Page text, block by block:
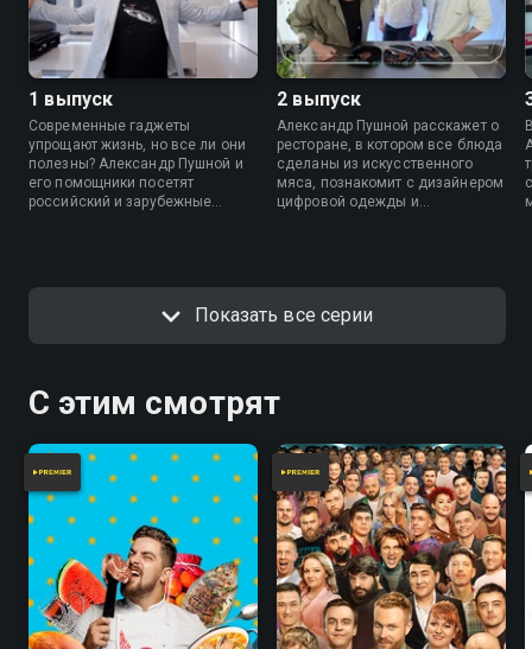
1 выпуск
Современные гаджеты
упрощают жизнь, но все ли они
полезны? Александр Пушной и
его помощники посетят
российский и зарубежные
горшок, робота-мойщика,
съедобную бумагу и умный
2 выпуск
Александр Пушной расскажет о
ресторане, в котором все блюда
сделаны из искусственного
мяса, познакомит с дизайнером
цифровой одежды и
необычного робота-
Показать все серии
С этим смотрят